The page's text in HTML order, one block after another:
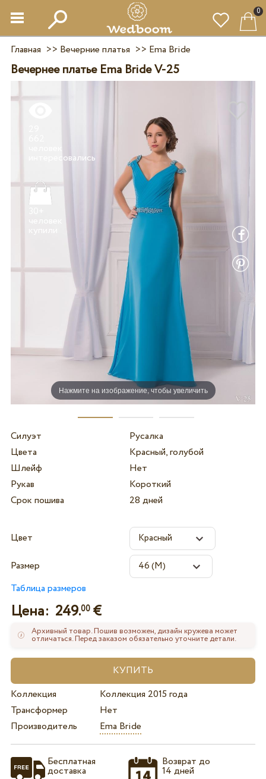
0
Главная >> Вечерние платья >> Ema Bride
Вечернее платье Ema Bride V-25
Нажмите на изображение, чтобы увеличить
Силуэт
Русалка
Цвета
Красный, голубой
Шлейф
Нет
Рукав
Короткий
Срок пошива
28 дней
Цвет
Размер
Таблица размеров
Цена: 249.00€
Архивный товар. Пошив возможен, дизайн кружева может
отличаться. Перед заказом обязательно уточните детали.
Коллекция
Коллекция 2015 года
Трансформер
Нет
Производитель
Ema Bride
Бесплатная
доставка
Возврат до
14 дней